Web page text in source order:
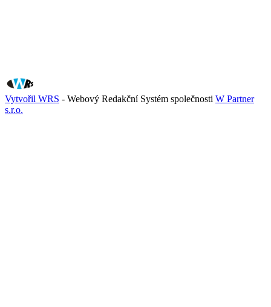
Vytvořil WRS - Webový Redakční Systém společnosti W Partner
s.r.o.